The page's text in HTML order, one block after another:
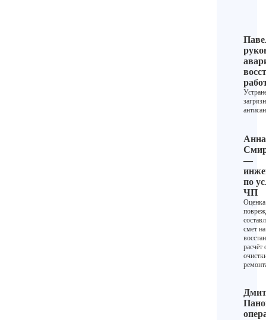
Анна
—
по
ЧП
Оценка
смет на
расчёт